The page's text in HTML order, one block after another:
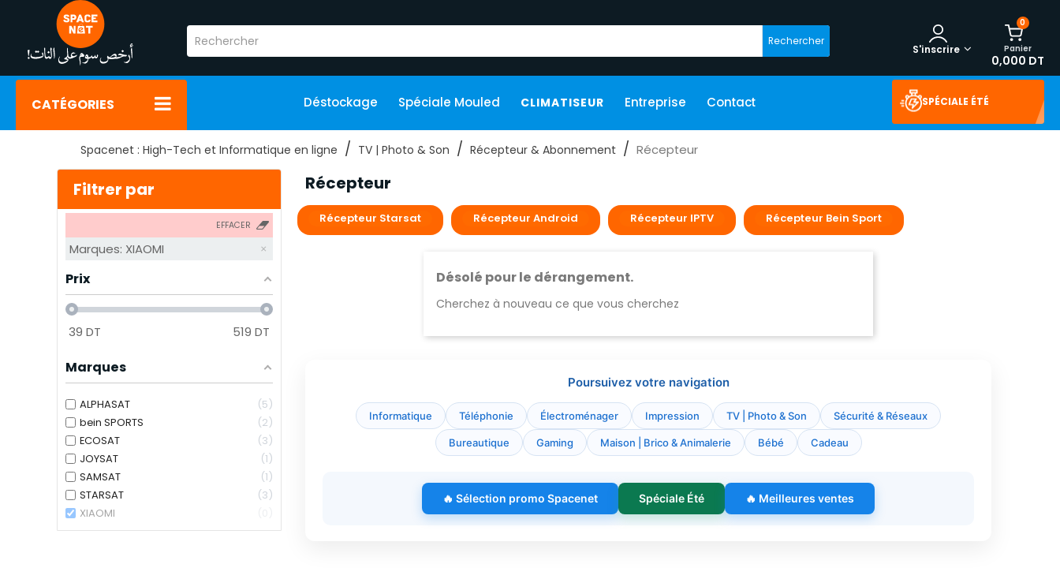
Rechercher
0
Panier
0,000 DT
S'inscrire
CATÉGORIES Déstockage Spéciale Mouled CLIMATISEUR Entreprise Contact SPÉCIALE ÉTÉ
Spacenet : High-Tech et Informatique en ligne TV | Photo & Son Récepteur & Abonnement Récepteur
Filtrer par
EFFACER
Marques: XIAOMI
Prix
39 DT 519 DT
Marques
ALPHASAT
5
bein SPORTS
2
ECOSAT
3
JOYSAT
1
SAMSAT
1
STARSAT
3
XIAOMI
Récepteur
Récepteur Starsat​ Récepteur Android​ Récepteur IPTV Récepteur Bein Sport
Désolé pour le dérangement.
Cherchez à nouveau ce que vous cherchez
Poursuivez votre navigation
Informatique Téléphonie Électroménager Impression TV | Photo & Son Sécurité & Réseaux
Bureautique Gaming Maison | Brico & Animalerie Bébé Cadeau
🔥 Sélection promo Spacenet Spéciale Été 🔥 Meilleures ventes